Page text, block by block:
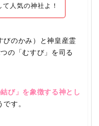
て人気の神社よ！
びのかみ）と神皇産霊
の「むすび」を司る
び」を象徴する神とし
です。